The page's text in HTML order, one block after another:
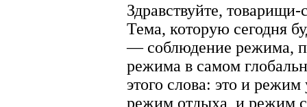
Здравствуйте, товарищи-
Тема, которую сегодня
— соблюдение режима,
режима в самом
этого слова: это и
режим отдыха, и режим